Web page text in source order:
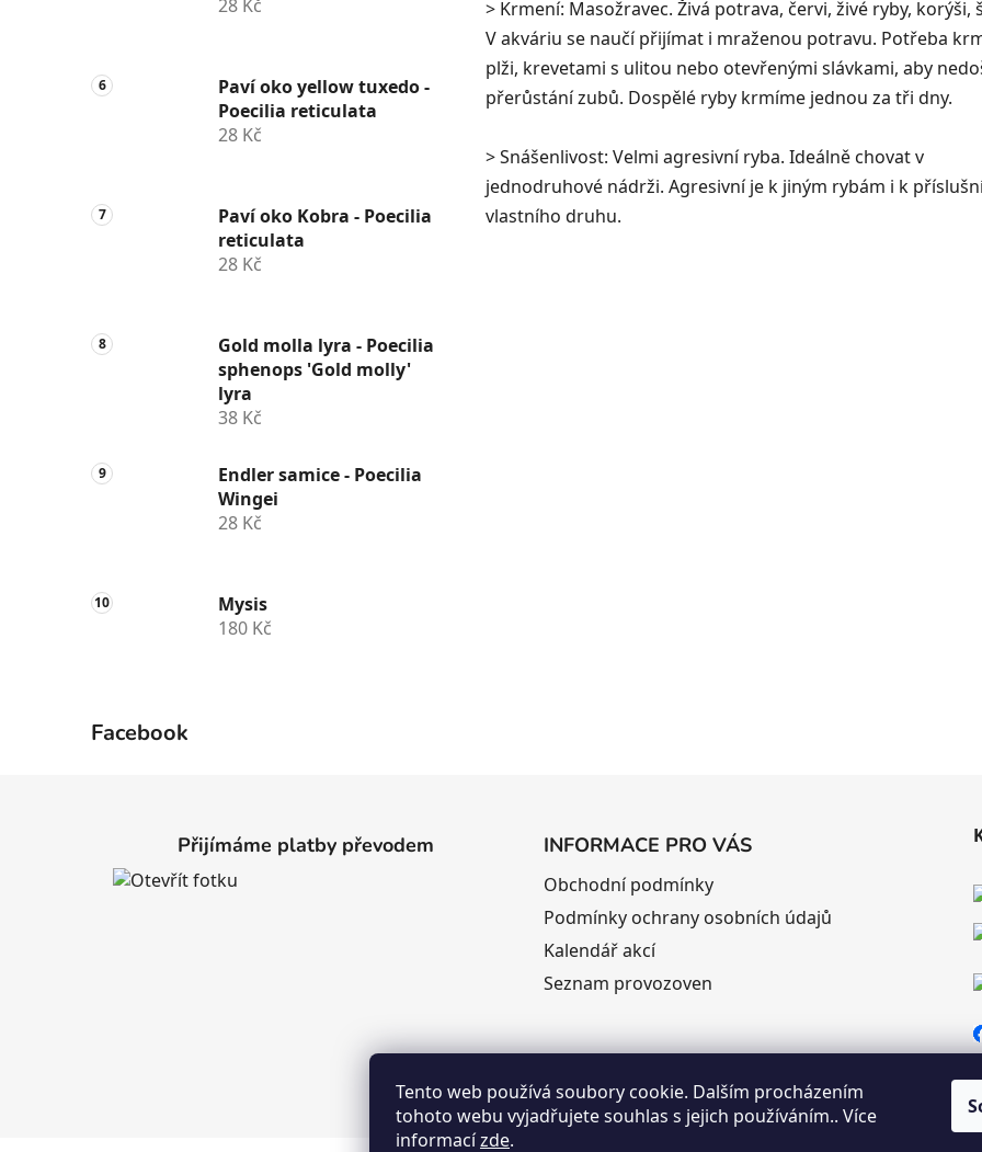
Tento web používá soubory cookie. Dalším procházením
tohoto webu vyjadřujete souhlas s jejich používáním.. Více
informacízde.
28 Kč
Paví oko yellow tuxedo -
Poecilia reticulata
28 Kč
Paví oko Kobra - Poecilia
reticulata
28 Kč
Gold molla lyra - Poecilia
sphenops 'Gold molly'
lyra
38 Kč
Endler samice - Poecilia
Wingei
28 Kč
Mysis
180 Kč
Facebook
> Krmení: Masožravec. Živá potrava, červi, živé ryby, korýši,
V akváriu se naučí přijímat i mraženou potravu. Potřeba
plži, krevetami s ulitou nebo otevřenými slávkami, aby
přerůstání zubů. Dospělé ryby krmíme jednou za tři dny.
> Snášenlivost: Velmi agresivní ryba. Ideálně chovat v
jednodruhové nádrži. Agresivní je k jiným rybám i k
vlastního druhu.
Přijímáme platby převodem INFORMACE PRO VÁS
Obchodní podmínky
Podmínky ochrany osobních údajů
Kalendář akcí
Seznam provozoven